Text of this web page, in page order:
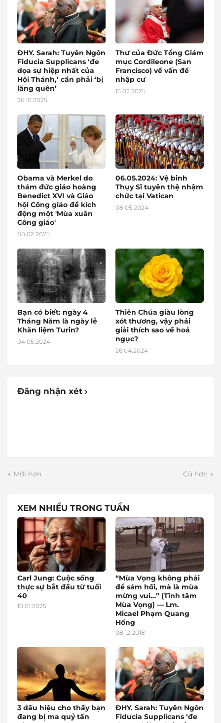
ĐHY. Sarah: Tuyên Ngôn
Fiducia Supplicans ‘đe
dọa sự hiệp nhất của
Hội Thánh,’ cần phải ‘bị
lãng quên’
26.10.2025
Thư của Đức Tổng Giám
mục Cordileone (San
Francisco) về vấn đề
nhập cư
15.02.2025
Obama và Merkel do
thám đức giáo hoàng
Benedict XVI và Giáo
hội Công giáo để kích
động một 'Mùa xuân
Công giáo'
08.02.2025
06.05.2024: Vệ binh
Thụy Sĩ tuyên thệ nhậm
chức tại Vatican
08.05.2024
Bạn có biết: ngày 4
Tháng Năm là ngày lễ
Khăn liệm Turin?
04.05.2024
Thiên Chúa giàu lòng
xót thương, vậy phải
giải thích sao về hoả
ngục?
26.04.2024
Đăng nhận xét
Mới hơn Cũ hơn
XEM NHIỀU TRONG TUẦN
Carl Jung: Cuộc sống
thực sự bắt đầu từ tuổi
40
10.01.2025
“Mùa Vọng không phải
để sám hối, mà là mùa
mừng vui…” (Tĩnh tâm
Mùa Vọng) — Lm.
Micael Phạm Quang
Hồng
08.12.2018
3 dấu hiệu cho thấy bạn
đang bị ma quỷ tấn
ĐHY. Sarah: Tuyên Ngôn
Fiducia Supplicans ‘đe